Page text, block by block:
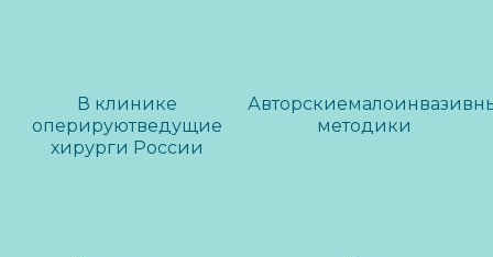
В клинике
оперируютведущие
хирурги России
Авторские
методики